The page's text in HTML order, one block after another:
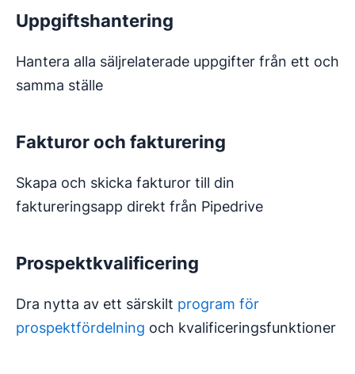
Uppgiftshantering
Hantera alla säljrelaterade uppgifter från ett och
samma ställe
Fakturor och fakturering
Skapa och skicka fakturor till din
faktureringsapp direkt från Pipedrive
Prospektkvalificering
Dra nytta av ett särskilt program för
prospektfördelning och kvalificeringsfunktioner